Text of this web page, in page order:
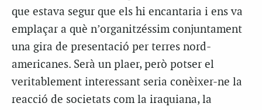
que estava segur que els hi encantaria i ens va
emplaçar a què n’organitzéssim conjuntament
una gira de presentació per terres nord-
americanes. Serà un plaer, però potser el
veritablement interessant seria conèixer-ne la
reacció de societats com la iraquiana, la